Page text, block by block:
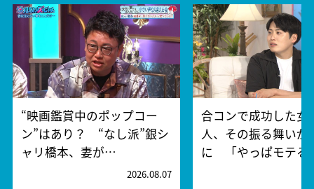
“映画鑑賞中のポップコー
ン”はあり？ “なし派”銀シ
ャリ橋本、妻が…
2026.08.07
合コンで成功した女
人、その振る舞いが
に 「やっぱモテ